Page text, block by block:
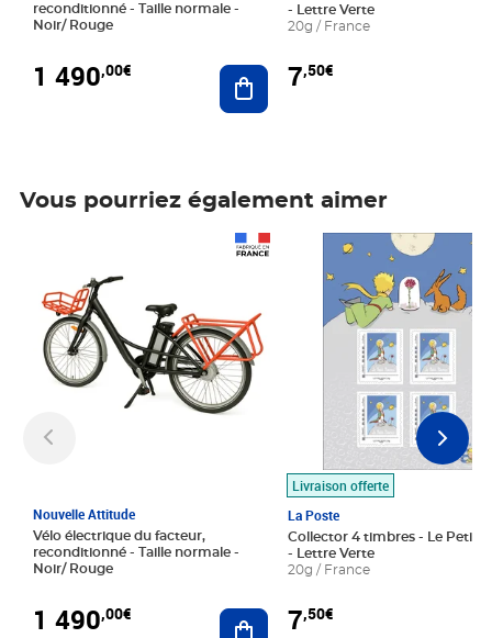
reconditionné - Taille normale -
Noir/ Rouge
1 490,00€ Ajouter au panier
- Lettre Verte
20g / France
7,50€
Vous pourriez également aimer
Nouvelle Attitude
Vélo électrique du facteur,
reconditionné - Taille normale -
Noir/ Rouge
1 490,00€ Ajouter au panier
Livraison offerte
La Poste
Collector 4 timbres - Le Petit
- Lettre Verte
20g / France
7,50€
Prix 7,50€